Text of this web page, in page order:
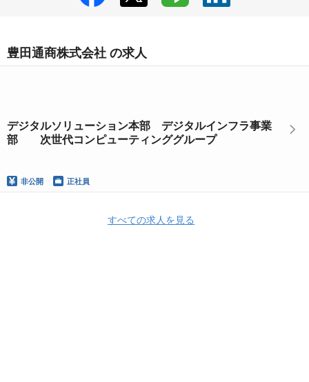
豊田通商株式会社 の求人
デジタルソリューション本部 デジタルインフラ事業
部 次世代コンピューティンググループ
非公開 正社員
すべての求人を見る